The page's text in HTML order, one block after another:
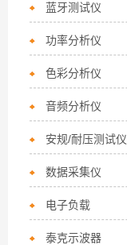
蓝牙测试仪
功率分析仪
色彩分析仪
音频分析仪
安规/耐压测试仪
数据采集仪
电子负载
泰克示波器